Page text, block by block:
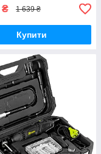
₴ 1 639 ₴
Купити